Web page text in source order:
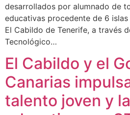
desarrollados por alumnado de
educativas procedente de 6
El Cabildo de Tenerife, a través
Tecnológico…
El Cabildo y el
Canarias
talento joven y